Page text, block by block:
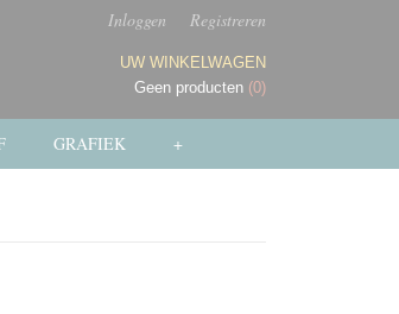
Inloggen Registreren
UW WINKELWAGEN
Geen producten (0)
GRAFIEK +